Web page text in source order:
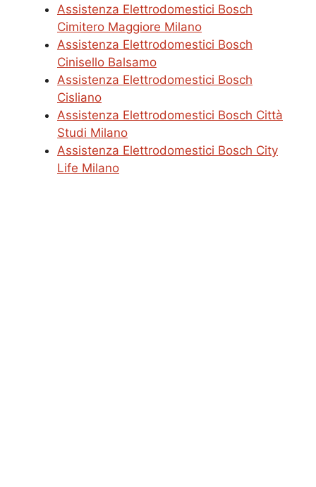
Assistenza Elettrodomestici Bosch
Cimitero Maggiore Milano
Assistenza Elettrodomestici Bosch
Cinisello Balsamo
Assistenza Elettrodomestici Bosch
Cisliano
Assistenza Elettrodomestici Bosch Città
Studi Milano
Assistenza Elettrodomestici Bosch City
Life Milano